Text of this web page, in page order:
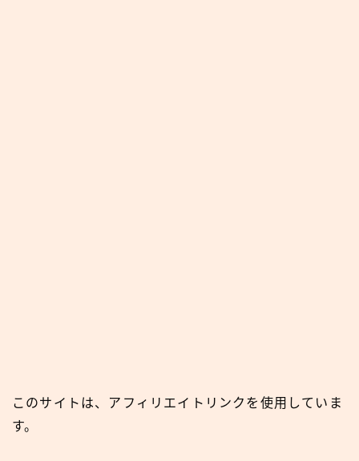
このサイトは、アフィリエイトリンクを使用していま
す。